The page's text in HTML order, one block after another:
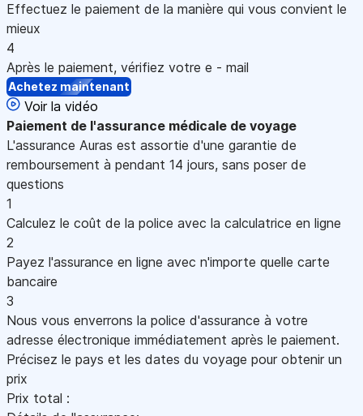
Effectuez le paiement de la manière qui vous convient le
mieux
4
Après le paiement, vérifiez votre e - mail
Achetez maintenant
Voir la vidéo
Paiement de l'assurance médicale de voyage
L'assurance Auras est assortie d'une garantie de
remboursement à pendant 14 jours, sans poser de
questions
1
Calculez le coût de la police avec la calculatrice en ligne
2
Payez l'assurance en ligne avec n'importe quelle carte
bancaire
3
Nous vous enverrons la police d'assurance à votre
adresse électronique immédiatement après le paiement.
Précisez le pays et les dates du voyage pour obtenir un
prix
Prix total :